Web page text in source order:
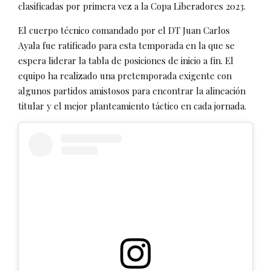
clasificadas por primera vez a la Copa Liberadores 2023.
El cuerpo técnico comandado por el DT Juan Carlos
Ayala fue ratificado para esta temporada en la que se
espera liderar la tabla de posiciones de inicio a fin. El
equipo ha realizado una pretemporada exigente con
algunos partidos amistosos para encontrar la alineación
titular y el mejor planteamiento táctico en cada jornada.